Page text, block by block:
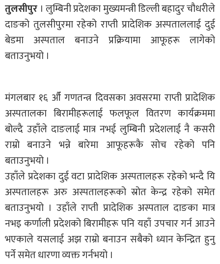
तुलसीपुर । लुम्बिनी प्रदेशका मुख्यमन्त्री डिल्ली बहादुर चौधरीले
दाङको तुलसीपुरमा रहेको राप्ती प्रादेशिक अस्पताललाई दुई
बेडमा अस्पताल बनाउने प्रक्रियामा आफूहरू लागेको
बताउनुभयो ।
मंगलबार १६ औँ गणतन्त्र दिवसका अवसरमा राप्ती प्रादेशिक
अस्पतालका बिरामीहरूलाई फलफूल वितरण कार्यक्रममा
बोल्दै उहाँले दाङलाई मात्र नभई लुम्बिनी प्रदेशलाई नै कसरी
राम्रो बनाउने भन्ने बारेमा आफूहरूकै सोच रहेको पनि
बताउनुभयो ।
उहाँले प्रदेशका दुई वटा प्रादेशिक अस्पतालहरू रहेको भन्दै यि
अस्पतालहरू अरु अस्पतालहरूको स्रोत केन्द्र रहेको समेत
बताउनुभयो । उहाँले राप्ती प्रादेशिक अस्पताल दाङका मात्र
नभइ कर्णाली प्रदेशको बिरामीहरू पनि यहाँ उपचार गर्न आउने
भएकाले यसलाई अझ राम्रो बनाउन सबैको ध्यान केन्द्रित हुनु
पर्ने समेत धारणा व्यक्त गर्नभयो ।